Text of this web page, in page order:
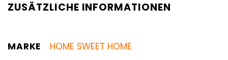
ZUSÄTZLICHE INFORMATIONEN
MARKE HOME SWEET HOME